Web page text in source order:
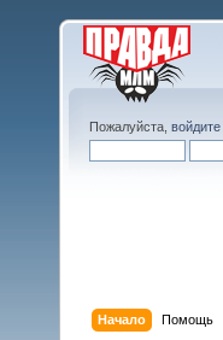
Пожалуйста, войдите
Начало Помощь